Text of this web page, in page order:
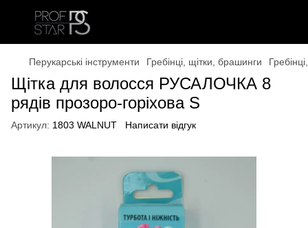
Перукарські інструменти Гребінці, щітки, брашинги
Щітка для волосся РУСАЛОЧКА 8
рядів прозоро-горіхова S
Артикул: 1803 WALNUT Написати відгук